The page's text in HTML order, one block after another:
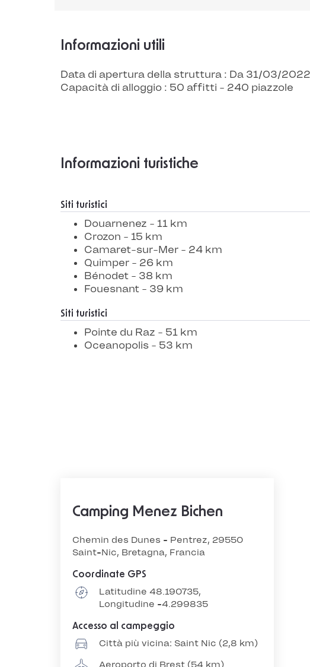
Informazioni utili
Data di apertura della struttura : Da 31/03/
Capacità di alloggio : 50 affitti - 240 piazzole
Informazioni turistiche
Siti turistici
Douarnenez - 11 km
Crozon - 15 km
Camaret-sur-Mer - 24 km
Quimper - 26 km
Bénodet - 38 km
Fouesnant - 39 km
Siti turistici
Pointe du Raz - 51 km
Oceanopolis - 53 km
Camping Menez Bichen
Chemin des Dunes - Pentrez, 29550
Saint-Nic, Bretagna, Francia
Coordinate GPS
Latitudine 48.190735,
Longitudine -4.299835
Accesso al campeggio
Città più vicina: Saint Nic (2,8 km)
Aeroporto di Brest (54 km)